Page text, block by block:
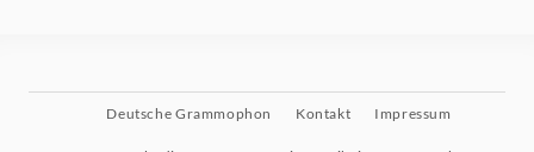
Deutsche Grammophon Kontakt Impressum